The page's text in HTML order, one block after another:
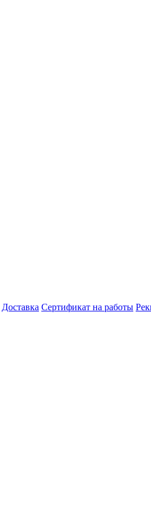
Доставка Сертификат на работы